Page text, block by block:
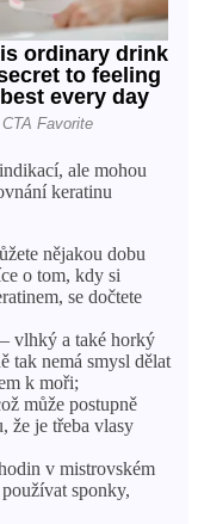
ale mohou
keratinu
nějakou dobu
o tom, kdy si
se dočtete
vlhký a také horký
tak nemá smysl dělat
k moři;
může postupně
že je třeba vlasy
v mistrovském
sponky,